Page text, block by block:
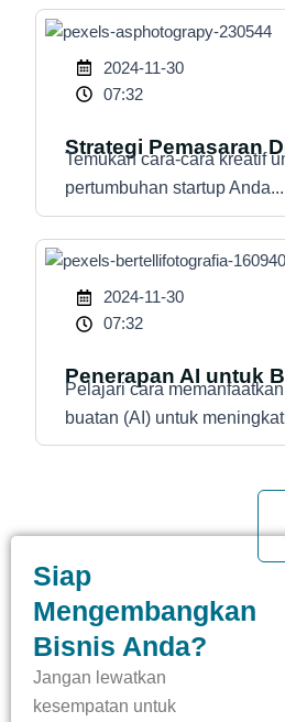
2024-11-30
07:32
Strategi Pemasaran
Temukan cara-cara kreatif
pertumbuhan startup Anda...
2024-11-30
07:32
Penerapan AI untuk
Pelajari cara
buatan (AI) untuk
Siap
Mengembangkan
Bisnis Anda?
Jangan lewatkan
kesempatan untuk